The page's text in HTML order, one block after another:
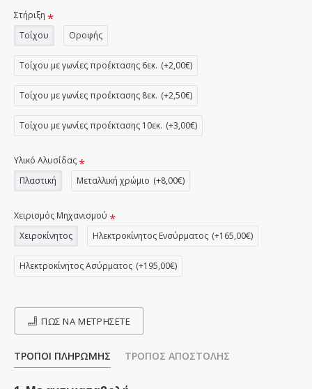
Στήριξη
Τοίχου
Οροφής
Τοίχου με γωνίες προέκτασης 6εκ. (+2,00€)
Τοίχου με γωνίες προέκτασης 8εκ. (+2,50€)
Τοίχου με γωνίες προέκτασης 10εκ. (+3,00€)
Υλικό Αλυσίδας
Πλαστική
Μεταλλική χρώμιο (+8,00€)
Χειρισμός Μηχανισμού
Χειροκίνητος
Ηλεκτροκίνητος Ενσύρματος (+165,00€)
Ηλεκτροκίνητος Ασύρματος (+195,00€)
ΠΩΣ ΝΑ ΜΕΤΡΉΣΕΤΕ
ΤΡΌΠΟΙ ΠΛΗΡΩΜΉΣ ΤΡΌΠΟΣ ΑΠΟΣΤΟΛΉΣ